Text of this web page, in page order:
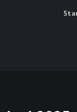
Peace & Love –